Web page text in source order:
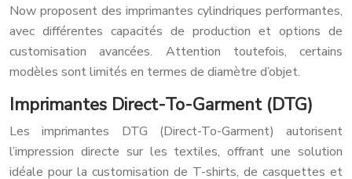
Now proposent des imprimantes cylindriques performantes,
avec différentes capacités de production et options de
customisation avancées. Attention toutefois, certains
modèles sont limités en termes de diamètre d’objet.
Imprimantes Direct-To-Garment (DTG)
Les imprimantes DTG (Direct-To-Garment) autorisent
l’impression directe sur les textiles, offrant une solution
idéale pour la customisation de T-shirts, de casquettes et